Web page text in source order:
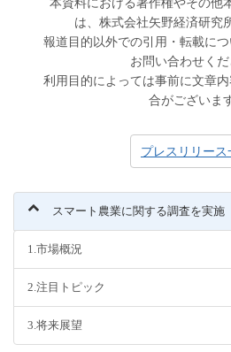
は、株式会社矢野経済研究
報道目的以外での引用・転載につ
お問い合わせくだ
利用目的によっては事前に文章内
合がございま
プレスリリース
スマート農業に関する調査を実施
1.市場概況
2.注目トピック
3.将来展望